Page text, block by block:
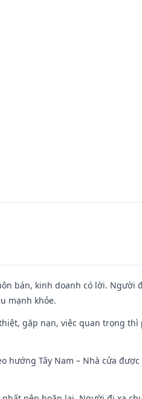
bán, kinh doanh có lời. Người
mạnh khỏe.
gặp nạn, việc quan trọng thì
hướng Tây Nam – Nhà cửa được